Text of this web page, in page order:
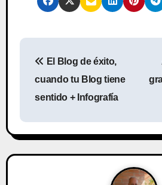
e
g
El Blog de éxito,
cuando tu Blog tiene
sentido + Infografía